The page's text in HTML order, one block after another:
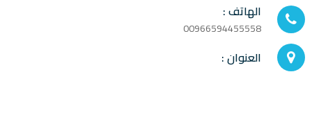
الهاتف :
00966594455558
العنوان :